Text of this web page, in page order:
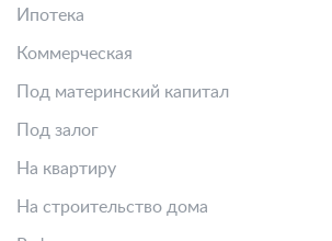
Ипотека
Коммерческая
Под материнский капитал
Под залог
На квартиру
На строительство дома